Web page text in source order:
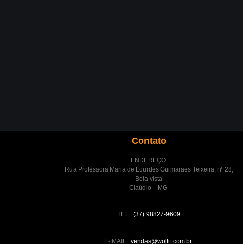
Contato
ENDEREÇO:
Rua Professora Maria de Lourdes Guimaraes Teixeira, nº 28,
Bela vista
Claúdio – MG
TEL :(37) 98827-9609
E- MAIL : vendas@wolfit.com.br